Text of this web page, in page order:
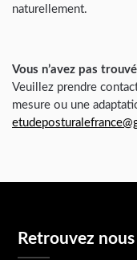
naturellement.
Vous n’avez pas
Veuillez prendre
mesure ou une
Retrouvez